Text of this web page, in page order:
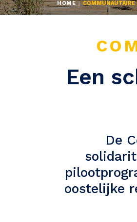
HOME COMMUNAUTAIRE
Een
De
oostelijke